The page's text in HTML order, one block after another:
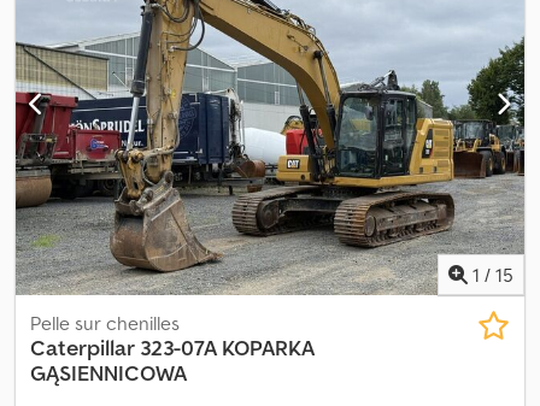
1 / 15
Pelle sur chenilles
Caterpillar 323-07A KOPARKA
GĄSIENNICOWA